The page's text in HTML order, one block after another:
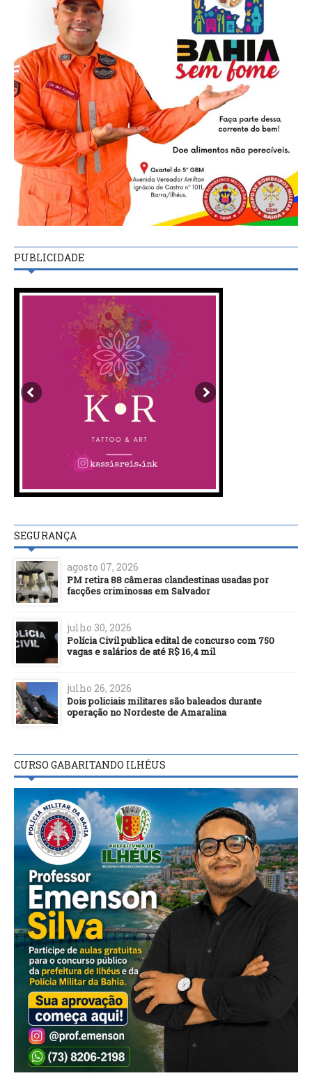
PUBLICIDADE
SEGURANÇA
agosto 07, 2026
PM retira 88 câmeras clandestinas usadas por
facções criminosas em Salvador
julho 30, 2026
Polícia Civil publica edital de concurso com 750
vagas e salários de até R$ 16,4 mil
julho 26, 2026
Dois policiais militares são baleados durante
operação no Nordeste de Amaralina
CURSO GABARITANDO ILHÉUS